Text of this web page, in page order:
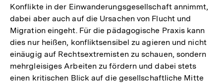
Konflikte in der Einwanderungsgesellschaft annimmt,
dabei aber auch auf die Ursachen von Flucht und
Migration eingeht. Für die pädagogische Praxis kann
dies nur heißen, konfliktsensibel zu agieren und nicht
einäugig auf Rechtsextremisten zu schauen, sondern
mehrgleisiges Arbeiten zu fördern und dabei stets
einen kritischen Blick auf die gesellschaftliche Mitte